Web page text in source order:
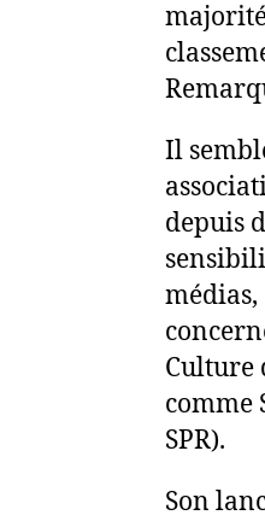
Il
depuis
Culture
comme
SPR).
Son